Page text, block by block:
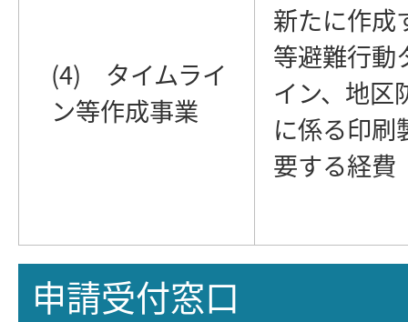
(4) タイムライ
ン等作成事業
新たに作成
等避難行動
イン、地区
に係る印刷
要する経費
申請受付窓口